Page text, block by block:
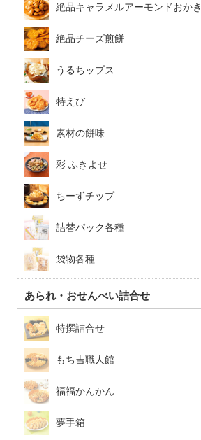
絶品キャラメルアーモンドおかき
絶品チーズ煎餅
うるちップス
特えび
素材の餅味
彩 ふきよせ
ちーずチップ
詰替パック各種
袋物各種
あられ・おせんべい詰合せ
特撰詰合せ
もち吉職人館
福福かんかん
夢手箱